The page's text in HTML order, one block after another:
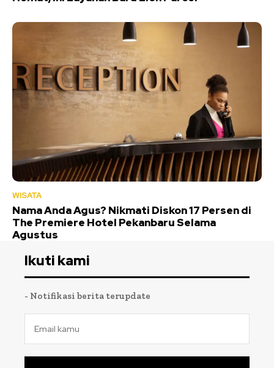
WISATA
Nama Anda Agus? Nikmati Diskon 17 Persen di
The Premiere Hotel Pekanbaru Selama
Agustus
Ikuti kami
- Notifikasi berita terupdate